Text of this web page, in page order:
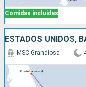
Comidas incluidas
ESTADOS UNIDOS,
MSC Grandiosa